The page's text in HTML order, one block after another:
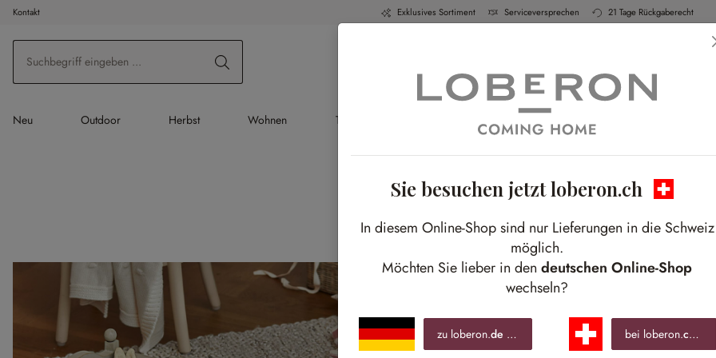
Hauptinhalt springen
Zur Suche springen
Zur Hauptnavigation springen
Kontakt Exklusives Sortiment Serviceversprechen 21 Tage Rückgaberecht
Neu Outdoor Herbst Wohnen Tisch & Küche Schlafen Bad
Tea Time
für kleine Puppenfreunde mit Fantasie
Sie besuchen jetzt loberon.ch
In diesem Online-Shop sind nur Lieferungen in die Schweiz
möglich.
Möchten Sie lieber in den deutschen Online-Shop
wechseln?
zu loberon.de bei loberon.ch